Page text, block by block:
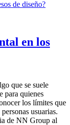
en los
que se suele
para quienes
los límites que
usuarias.
de NN Group al